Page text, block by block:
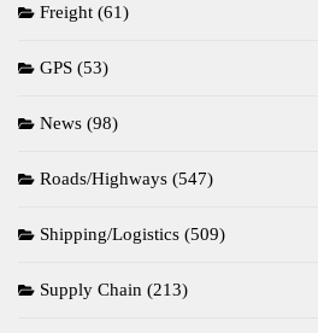
Freight (61)
GPS (53)
News (98)
Roads/Highways (547)
Shipping/Logistics (509)
Supply Chain (213)